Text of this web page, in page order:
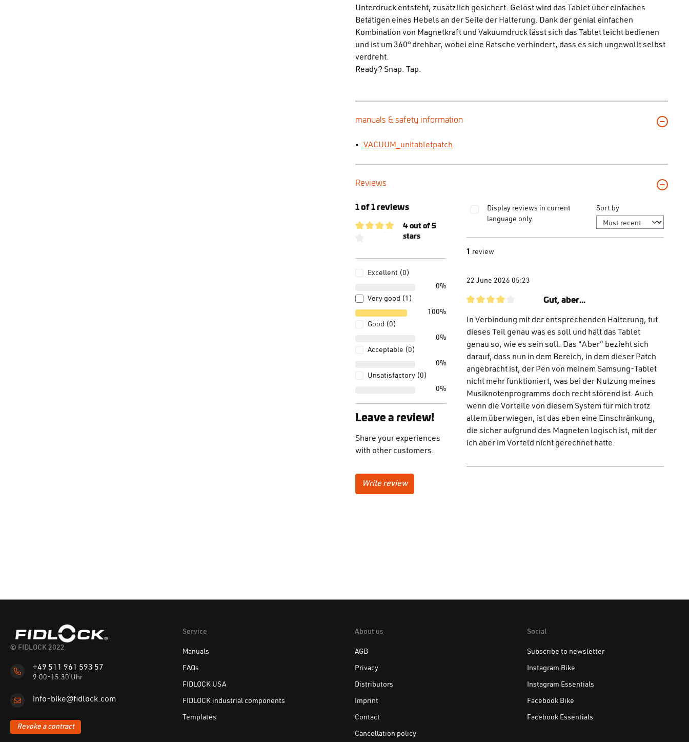
Unterdruck entsteht, zusätzlich gesichert. Gelöst wird das Tablet über einfaches
Betätigen eines Hebels an der Seite der Halterung. Dank der genial einfachen
Kombination von Magnetkraft und Vakuumdruck lässt sich das Tablet leicht bedienen
und ist um 360° drehbar, wobei eine Ratsche verhindert, dass es sich ungewollt selbst
verdreht.
Ready? Snap. Tap.
manuals & safety information
VACUUM_unitabletpatch
Reviews
1 of 1 reviews
Average rating of 4 out of 5 stars
4 out of 5
stars
Excellent (0)
0%
Very good (1)
100%
Good (0)
0%
Acceptable (0)
0%
Unsatisfactory (0)
0%
Leave a review!
Share your experiences
with other customers.
Write review
Display reviews in current
language only.
Sort by
1 review
22 June 2026 05:23
Gut, aber...
In Verbindung mit der entsprechenden Halterung, tut
dieses Teil genau was es soll und hält das Tablet
genau so, wie es sein soll. Das "Aber" bezieht sich
darauf, dass nun in dem Bereich, in dem dieser Patch
angebracht ist, der Pen von meinem Samsung-Tablet
nicht mehr funktioniert, was bei der Nutzung meines
Musiknotenprogramms doch recht störend ist. Auch
wenn die Vorteile von diesem System für mich trotz
allem überwiegen, ist das eben eine Einschränkung,
die sicher aufgrund des Magneten logisch ist, mit der
ich aber im Vorfeld nicht gerechnet hatte.
© FIDLOCK 2022
+49 511 961 593 57
9:00-15:30 Uhr
info-bike@fidlock.com
Revoke a contract
Service
Manuals
FAQs
FIDLOCK USA
FIDLOCK industrial components
Templates
About us
AGB
Privacy
Distributors
Imprint
Contact
Cancellation policy
Social
Subscribe to newsletter
Instagram Bike
Instagram Essentials
Facebook Bike
Facebook Essentials